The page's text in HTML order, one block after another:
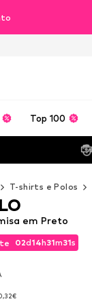
Top 100
T-shirts e Polos
02d14h31m28s
02d14h31m28s
em Preto